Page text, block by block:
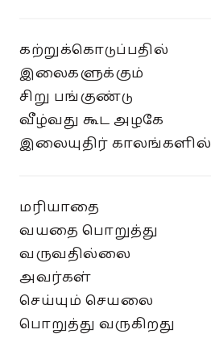
கற்றுக்கொடுப்பதில்
இலைகளுக்கும்
சிறு பங்குண்டு
வீழ்வது கூட அழகே
இலையுதிர் காலங்களில்
மரியாதை
வயதை பொறுத்து
வருவதில்லை
அவர்கள்
செய்யும் செயலை
பொறுத்து வருகிறது